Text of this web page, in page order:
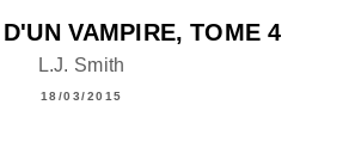
VAMPIRE, TOME 4
L.J. Smith
18/03/2015